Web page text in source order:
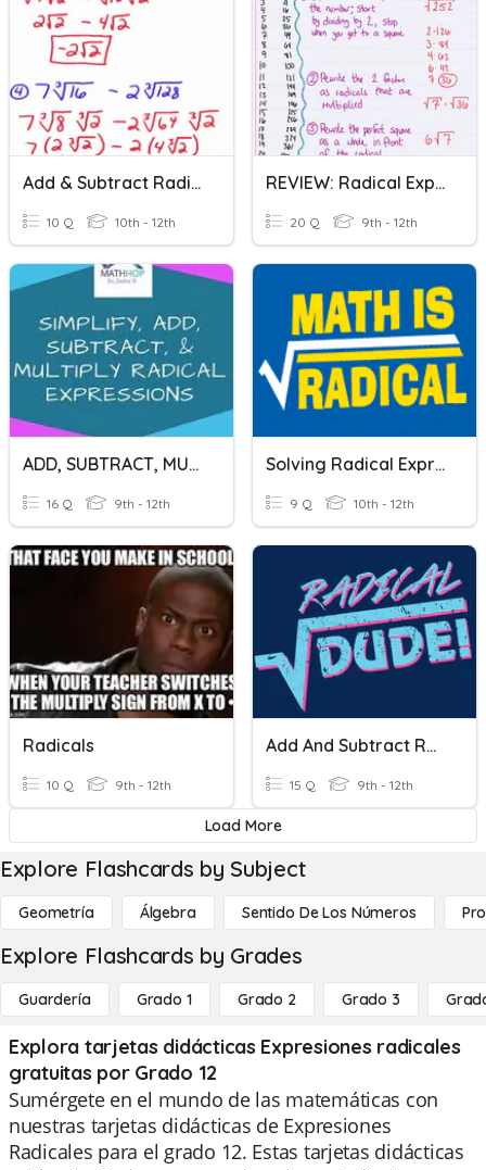
Add & Subtract Radical Expressions
10 Q 10th - 12th
REVIEW: Radical Expressions & Exponents
20 Q 9th - 12th
ADD, SUBTRACT, MULTIPLY RADICALS EXPRESSIONS
16 Q 9th - 12th
Solving Radical Expressions
9 Q 10th - 12th
Radicals
10 Q 9th - 12th
Add And Subtract Radical Expressions
15 Q 9th - 12th
Load More
Explore Flashcards by Subject
Geometría Álgebra Sentido De Los Números
Explore Flashcards by Grades
Guardería Grado 1 Grado 2 Grado 3
Explora tarjetas didácticas Expresiones radicales
gratuitas por Grado 12
Sumérgete en el mundo de las matemáticas con
nuestras tarjetas didácticas de Expresiones
Radicales para el grado 12. Estas tarjetas didácticas